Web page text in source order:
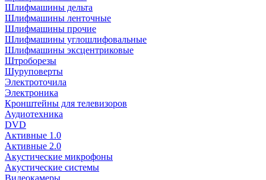
Шлифмашины дельта
Шлифмашины ленточные
Шлифмашины прочие
Шлифмашины углошлифовальные
Шлифмашины эксцентриковые
Штроборезы
Шуруповерты
Электроточила
Электроника
Кронштейны для телевизоров
Аудиотехника
DVD
Активные 1.0
Активные 2.0
Акустические микрофоны
Акустические системы
Видеокамеры